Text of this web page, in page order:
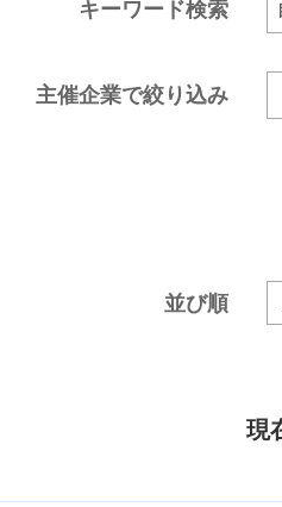
キーワード検索
主催企業で絞り込み
並び順
現